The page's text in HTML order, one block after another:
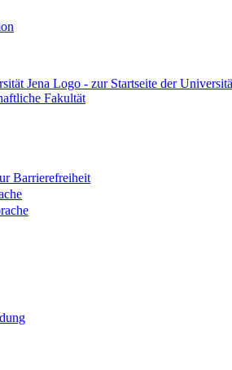
Jena Logo - zur Startseite der
Fakultät
Barrierefreiheit